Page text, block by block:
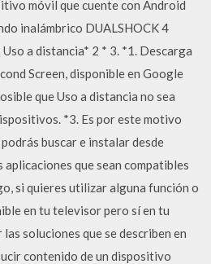
móvil que cuente con Android
inalámbrico DUALSHOCK 4
a distancia* 2 * 3. *1. Descarga
Screen, disponible en Google
que Uso a distancia no sea
*3. Es por este motivo
buscar e instalar desde
que sean compatibles
si quieres utilizar alguna función o
en tu televisor pero sí en tu
soluciones que se describen en
contenido de un dispositivo